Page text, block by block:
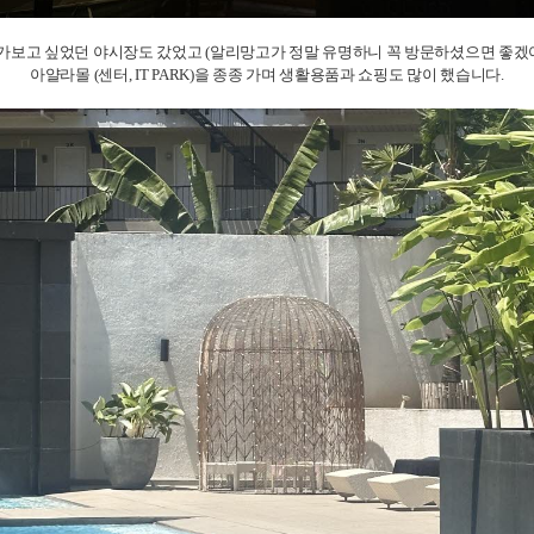
보고 싶었던 야시장도 갔었고 (알리망고가 정말 유명하니 꼭 방문하셨으면 좋겠
아얄라몰 (센터, IT PARK)을 종종 가며 생활용품과 쇼핑도 많이 했습니다.